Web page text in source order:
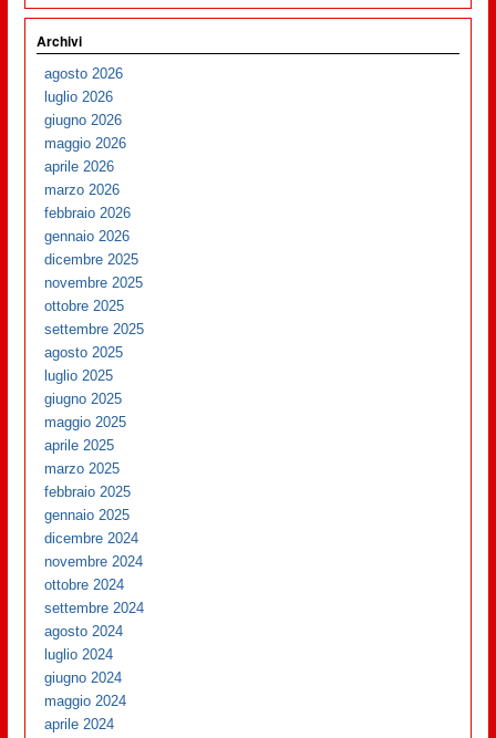
Archivi
agosto 2026
luglio 2026
giugno 2026
maggio 2026
aprile 2026
marzo 2026
febbraio 2026
gennaio 2026
dicembre 2025
novembre 2025
ottobre 2025
settembre 2025
agosto 2025
luglio 2025
giugno 2025
maggio 2025
aprile 2025
marzo 2025
febbraio 2025
gennaio 2025
dicembre 2024
novembre 2024
ottobre 2024
settembre 2024
agosto 2024
luglio 2024
giugno 2024
maggio 2024
aprile 2024